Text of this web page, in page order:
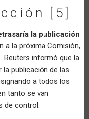
[5]
la publicación
a la próxima Comisión,
Reuters informó que la
publicación de las
a todos los
tanto se van
de control.